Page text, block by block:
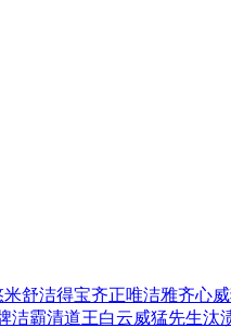
米舒洁得宝齐正唯洁雅齐心
洁霸清道王白云威猛先生汰